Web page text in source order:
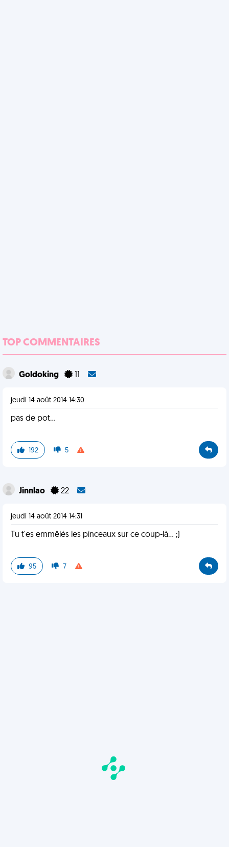
TOP COMMENTAIRES
Goldoking
jeudi 14 août 2014 14:30
pas de pot...
192 5
Jinnlao 22
jeudi 14 août 2014 14:31
Tu t'es emmêlés les pinceaux sur ce coup-là... ;)
95 7